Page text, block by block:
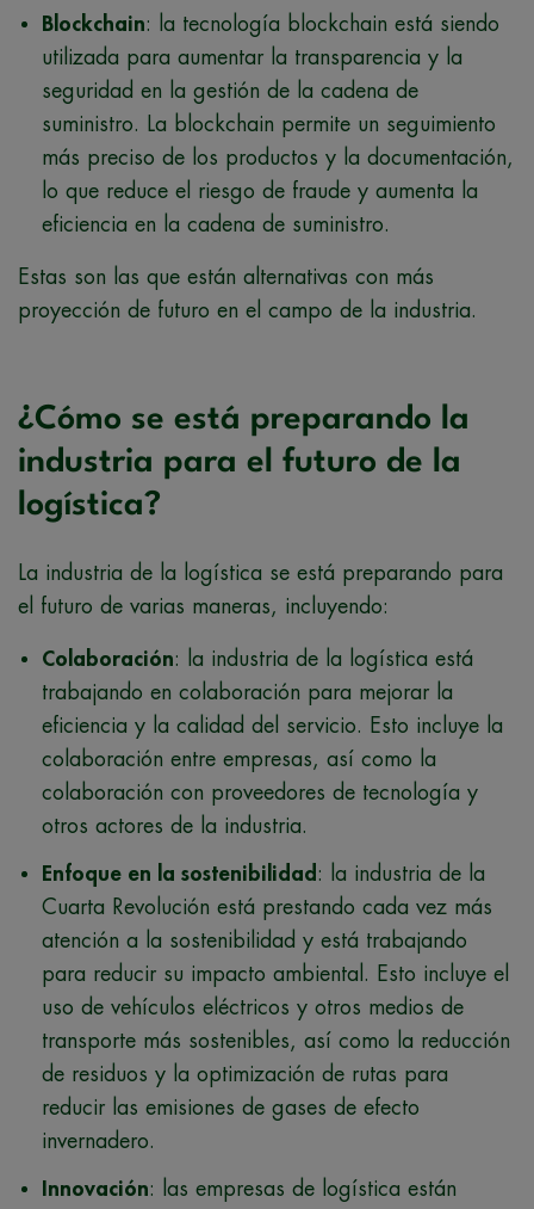
Blockchain: la tecnología blockchain está siendo
utilizada para aumentar la transparencia y la
seguridad en la gestión de la cadena de
suministro. La blockchain permite un seguimiento
más preciso de los productos y la documentación,
lo que reduce el riesgo de fraude y aumenta la
eficiencia en la cadena de suministro.
Estas son las que están alternativas con más
proyección de futuro en el campo de la industria.
¿Cómo se está preparando la
industria para el futuro de la
logística?
La industria de la logística se está preparando para
el futuro de varias maneras, incluyendo:
Colaboración: la industria de la logística está
trabajando en colaboración para mejorar la
eficiencia y la calidad del servicio. Esto incluye la
colaboración entre empresas, así como la
colaboración con proveedores de tecnología y
otros actores de la industria.
Enfoque en la sostenibilidad : la industria de la
Cuarta Revolución está prestando cada vez más
atención a la sostenibilidad y está trabajando
para reducir su impacto ambiental. Esto incluye el
uso de vehículos eléctricos y otros medios de
transporte más sostenibles, así como la reducción
de residuos y la optimización de rutas para
reducir las emisiones de gases de efecto
invernadero.
Innovación: las empresas de logística están